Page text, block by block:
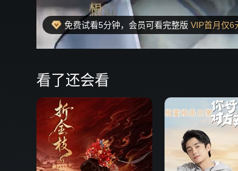
免费试看5分钟，会员可看完整版 VIP首月仅6
看了还会看